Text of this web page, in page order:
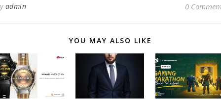
admin 0
YOU MAY ALSO LIKE